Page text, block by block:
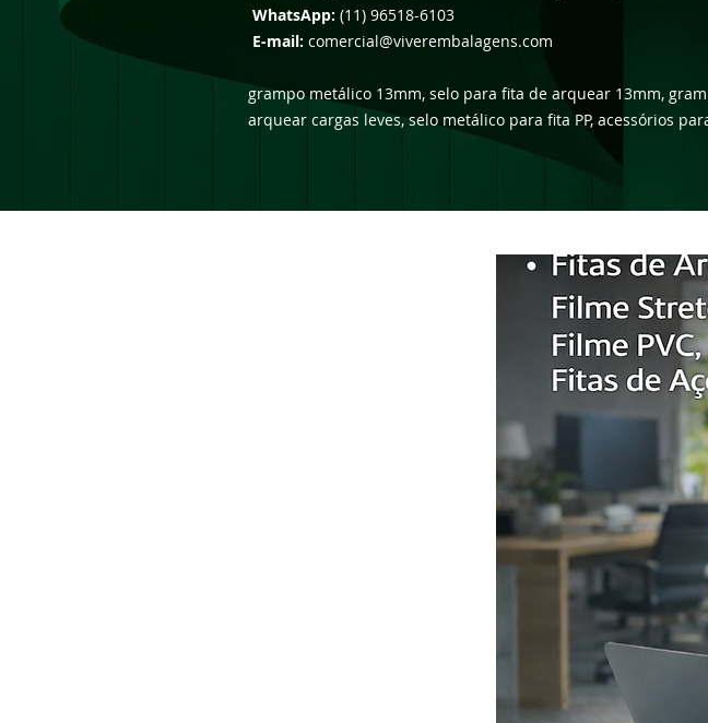
WhatsApp: (11) 96518-6103
E-mail: comercial@viverembalagens.com
grampo metálico 13mm, selo para fita de arquear 13mm,
arquear cargas leves, selo metálico para fita PP, acessórios